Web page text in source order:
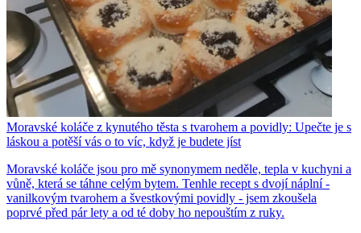
Moravské koláče z kynutého těsta s tvarohem a povidly: Upečte je s
láskou a potěší vás o to víc, když je budete jíst
Moravské koláče jsou pro mě synonymem neděle, tepla v kuchyni a
vůně, která se táhne celým bytem. Tenhle recept s dvojí náplní -
vanilkovým tvarohem a švestkovými povidly - jsem zkoušela
poprvé před pár lety a od té doby ho nepouštím z ruky.